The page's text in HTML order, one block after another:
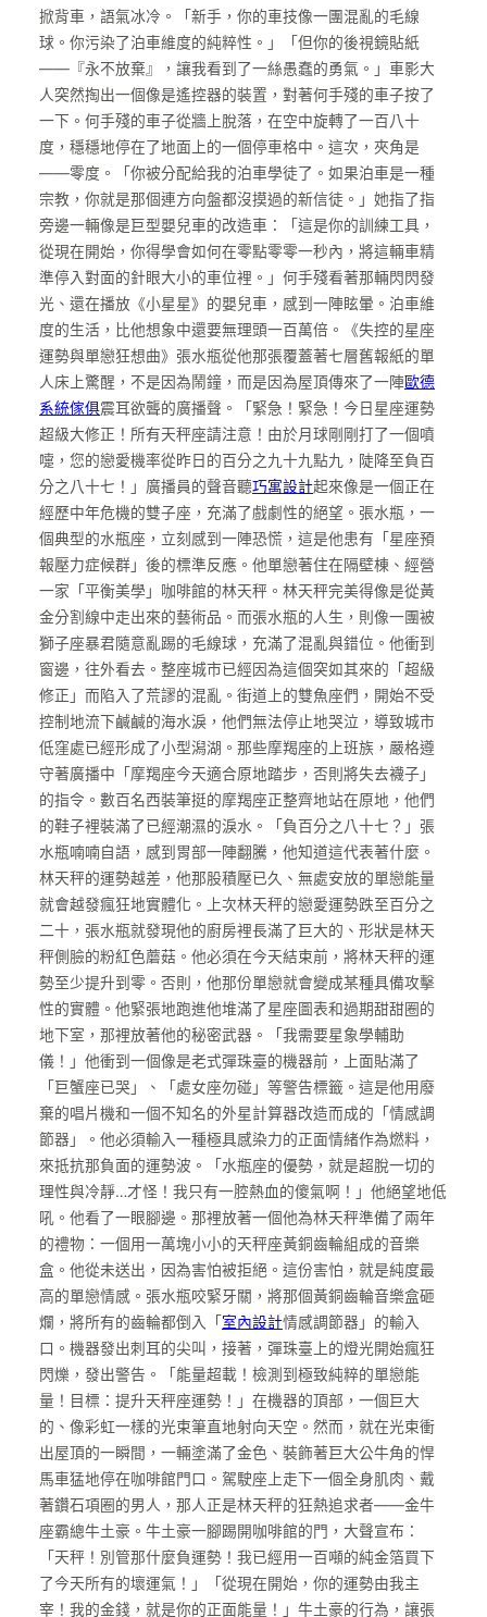
掀背車，語氣冰冷。「新手，你的車技像一團混亂的毛線
球。你污染了泊車維度的純粹性。」「但你的後視鏡貼紙
——『永不放棄』，讓我看到了一絲愚蠢的勇氣。」車影大
人突然掏出一個像是遙控器的裝置，對著何手殘的車子按了
一下。何手殘的車子從牆上脫落，在空中旋轉了一百八十
度，穩穩地停在了地面上的一個停車格中。這次，夾角是
——零度。「你被分配給我的泊車學徒了。如果泊車是一種
宗教，你就是那個連方向盤都沒摸過的新信徒。」她指了指
旁邊一輛像是巨型嬰兒車的改造車：「這是你的訓練工具，
從現在開始，你得學會如何在零點零零一秒內，將這輛車精
準停入對面的針眼大小的車位裡。」何手殘看著那輛閃閃發
光、還在播放《小星星》的嬰兒車，感到一陣眩暈。泊車維
度的生活，比他想象中還要無理頭一百萬倍。《失控的星座
運勢與單戀狂想曲》張水瓶從他那張覆蓋著七層舊報紙的單
人床上驚醒，不是因為鬧鐘，而是因為屋頂傳來了一陣歐德
系統傢俱震耳欲聾的廣播聲。「緊急！緊急！今日星座運勢
超級大修正！所有天秤座請注意！由於月球剛剛打了一個噴
嚏，您的戀愛機率從昨日的百分之九十九點九，陡降至負百
分之八十七！」廣播員的聲音聽巧寓設計起來像是一個正在
經歷中年危機的雙子座，充滿了戲劇性的絕望。張水瓶，一
個典型的水瓶座，立刻感到一陣恐慌，這是他患有「星座預
報壓力症候群」後的標準反應。他單戀著住在隔壁棟、經營
一家「平衡美學」咖啡館的林天秤。林天秤完美得像是從黃
金分割線中走出來的藝術品。而張水瓶的人生，則像一團被
獅子座暴君隨意亂踢的毛線球，充滿了混亂與錯位。他衝到
窗邊，往外看去。整座城市已經因為這個突如其來的「超級
修正」而陷入了荒謬的混亂。街道上的雙魚座們，開始不受
控制地流下鹹鹹的海水淚，他們無法停止地哭泣，導致城市
低窪處已經形成了小型潟湖。那些摩羯座的上班族，嚴格遵
守著廣播中「摩羯座今天適合原地踏步，否則將失去襪子」
的指令。數百名西裝筆挺的摩羯座正整齊地站在原地，他們
的鞋子裡裝滿了已經潮濕的淚水。「負百分之八十七？」張
水瓶喃喃自語，感到胃部一陣翻騰，他知道這代表著什麼。
林天秤的運勢越差，他那股積壓已久、無處安放的單戀能量
就會越發瘋狂地實體化。上次林天秤的戀愛運勢跌至百分之
二十，張水瓶就發現他的廚房裡長滿了巨大的、形狀是林天
秤側臉的粉紅色蘑菇。他必須在今天結束前，將林天秤的運
勢至少提升到零。否則，他那份單戀就會變成某種具備攻擊
性的實體。他緊張地跑進他堆滿了星座圖表和過期甜甜圈的
地下室，那裡放著他的秘密武器。「我需要星象學輔助
儀！」他衝到一個像是老式彈珠臺的機器前，上面貼滿了
「巨蟹座已哭」、「處女座勿碰」等警告標籤。這是他用廢
棄的唱片機和一個不知名的外星計算器改造而成的「情感調
節器」。他必須輸入一種極具感染力的正面情緒作為燃料，
來抵抗那負面的運勢波。「水瓶座的優勢，就是超脫一切的
理性與冷靜…才怪！我只有一腔熱血的傻氣啊！」他絕望地低
吼。他看了一眼腳邊。那裡放著一個他為林天秤準備了兩年
的禮物：一個用一萬塊小小的天秤座黃銅齒輪組成的音樂
盒。他從未送出，因為害怕被拒絕。這份害怕，就是純度最
高的單戀情感。張水瓶咬緊牙關，將那個黃銅齒輪音樂盒砸
爛，將所有的齒輪都倒入「 室內設計情感調節器」的輸入
口。機器發出刺耳的尖叫，接著，彈珠臺上的燈光開始瘋狂
閃爍，發出警告。「能量超載！檢測到極致純粹的單戀能
量！目標：提升天秤座運勢！」在機器的頂部，一個巨大
的、像彩虹一樣的光束筆直地射向天空。然而，就在光束衝
出屋頂的一瞬間，一輛塗滿了金色、裝飾著巨大公牛角的悍
馬車猛地停在咖啡館門口。駕駛座上走下一個全身肌肉、戴
著鑽石項圈的男人，那人正是林天秤的狂熱追求者——金牛
座霸總牛土豪。牛土豪一腳踢開咖啡館的門，大聲宣布：
「天秤！別管那什麼負運勢！我已經用一百噸的純金箔買下
了今天所有的壞運氣！」「從現在開始，你的運勢由我主
宰！我的金錢，就是你的正面能量！」牛土豪的行為，讓張